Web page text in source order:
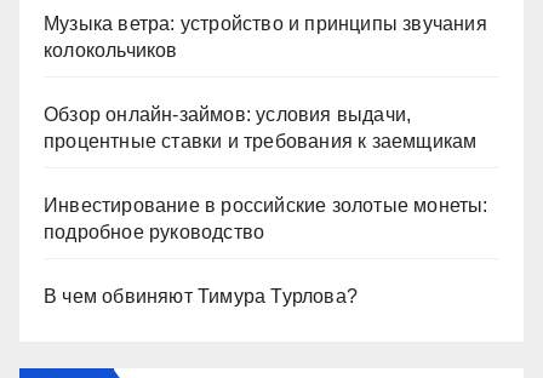
Музыка ветра: устройство и принципы звучания
колокольчиков
Обзор онлайн-займов: условия выдачи,
процентные ставки и требования к заемщикам
Инвестирование в российские золотые монеты:
подробное руководство
В чем обвиняют Тимура Турлова?